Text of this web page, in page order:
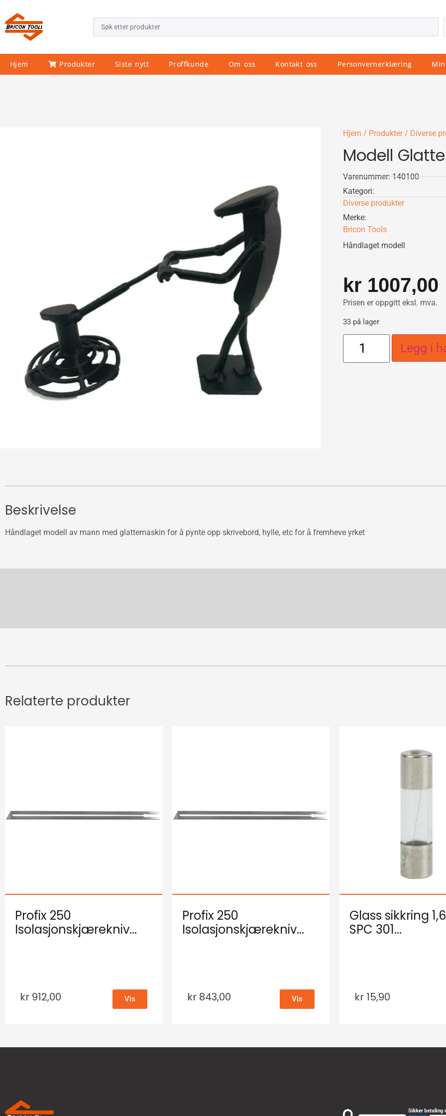
Hjem Produkter Siste nytt Proffkunde Om oss Kontakt oss Personvernerklæring
Hjem / Produkter/ Diverse
Modell
Varenummer: 140100
Kategori:
Diverse produkter
Merke:
Bricon Tools
Håndlaget modell
kr 1007,00
Prisen er oppgitt eksl. mva.
33 på lager
Legg i
Beskrivelse
Håndlaget modell av mann med glattemaskin for å pynte opp skrivebord, hylle, etc for å fremheve yrket
Relaterte produkter
Profix 250
Isolasjonskjærekniv...
kr 912,00 Vis
Profix 250
Isolasjonskjærekniv...
kr 843,00 Vis
Glass sikkring
SPC 301...
kr 15,90